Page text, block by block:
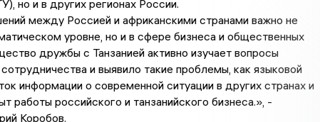
но и в других регионах России.
между Россией и африканскими странами важно не
уровне, но и в сфере бизнеса и общественных
дружбы с Танзанией активно изучает вопросы
и выявило такие проблемы, как языковой
информации о современной ситуации в других странах и
работы российского и танзанийского бизнеса.», -
Коробов.